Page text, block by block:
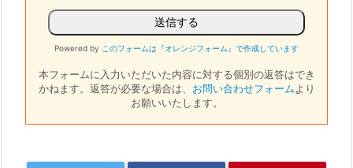
Powered by このフォームは『オレンジフォーム』で作成しています
本フォームに入力いただいた内容に対する個別の返答はでき
かねます。 返答が必要な場合は、 お問い合わせフォームより
お願いいたします。